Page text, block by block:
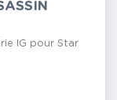
IG pour Star